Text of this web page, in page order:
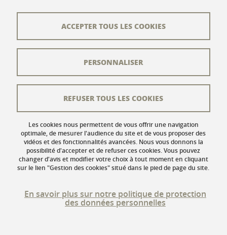
L'équipe éditoriale
Crédits
Mentions légales
Données personnelles
Gestion des cookies
Accessibilité : non conforme
Les cookies nous permettent de vous offrir une navigation
optimale, de mesurer l'audience du site et de vous proposer des
vidéos et des fonctionnalités avancées. Nous vous donnons la
possibilité d'accepter et de refuser ces cookies. Vous pouvez
changer d'avis et modifier votre choix à tout moment en cliquant
sur le lien "Gestion des cookies" situé dans le pied de page du site.
En savoir plus sur notre politique de protection
des données personnelles
ACCEPTER TOUS LES COOKIES
REFUSER TOUS LES COOKIES
PERSONNALISER